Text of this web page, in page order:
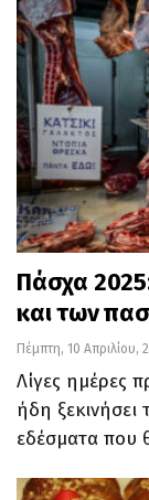
Πάσχα
και των
Πέμπτη, 10 Απριλίου,
Λίγες ημέρες
ήδη ξεκινήσει
εδέσματα που